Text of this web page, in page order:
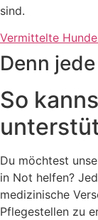
sind.
Vermittelte
Denn
So
Du möchtest
in Not helfen?
medizinische
Pflegestellen zu